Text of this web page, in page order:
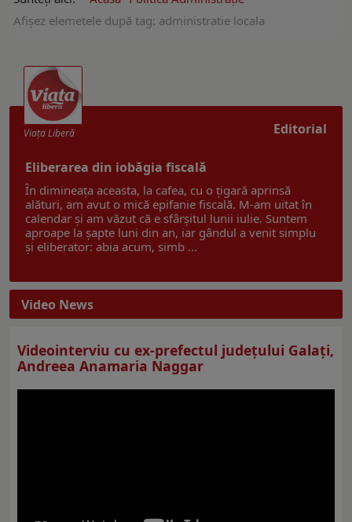
Afişez elemetele după tag: administratie locala
Editorial
Viaţa Liberă
Eliberarea din iobăgia fiscală
În dimineața aceasta, la cafea, cu o țigară aprinsă
alături, am avut o mică epifanie fiscală. M-am uitat în
calendar și am văzut că e sfârșitul lunii iulie. Suntem
aproape la șapte luni din an, iar gândul a venit simplu
și eliberator: abia acum, simb ...
Video News
Videointerviu cu ex-prefectul judeţului Galaţi,
Andreea Anamaria Naggar